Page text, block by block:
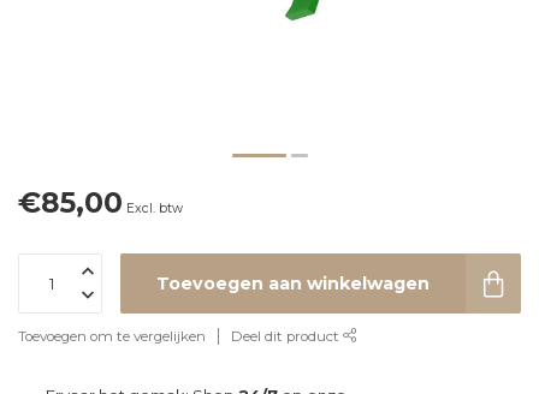
€85,00 Excl. btw
Toevoegen aan winkelwagen
Toevoegen om te vergelijken Deel dit product